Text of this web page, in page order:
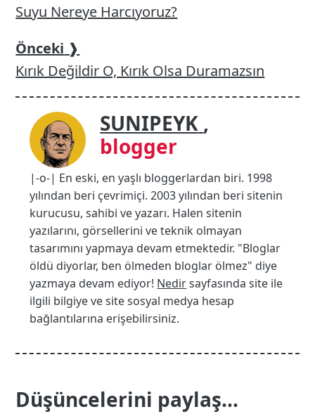
Suyu Nereye Harcıyoruz?
Önceki ❱
Kırık Değildir O, Kırık Olsa Duramazsın
SUNIPEYK ,
blogger
|-o-| En eski, en yaşlı bloggerlardan biri. 1998
yılından beri çevrimiçi. 2003 yılından beri sitenin
kurucusu, sahibi ve yazarı. Halen sitenin
yazılarını, görsellerini ve teknik olmayan
tasarımını yapmaya devam etmektedir. "Bloglar
öldü diyorlar, ben ölmeden bloglar ölmez" diye
yazmaya devam ediyor! Nedirsayfasında site ile
ilgili bilgiye ve site sosyal medya hesap
bağlantılarına erişebilirsiniz.
Düşüncelerini paylaş...